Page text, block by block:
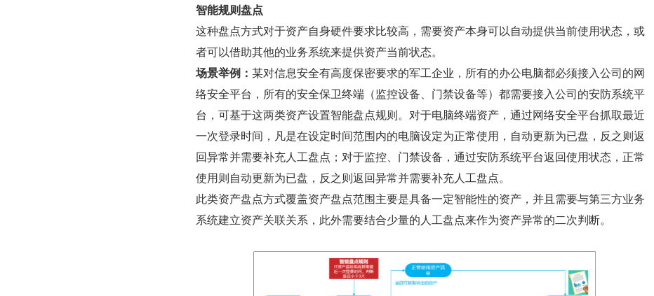
智能规则盘点
这种盘点方式对于资产自身硬件要求比较高，需要资产本身可以自动提供当前使用状态，或
者可以借助其他的业务系统来提供资产当前状态。
场景举例： 某对信息安全有高度保密要求的军工企业，所有的办公电脑都必须接入公司的网
络安全平台，所有的安全保卫终端（监控设备、门禁设备等）都需要接入公司的安防系统平
台，可基于这两类资产设置智能盘点规则。对于电脑终端资产，通过网络安全平台抓取最近
一次登录时间，凡是在设定时间范围内的电脑设定为正常使用，自动更新为已盘，反之则返
回异常并需要补充人工盘点；对于监控、门禁设备，通过安防系统平台返回使用状态，正常
使用则自动更新为已盘，反之则返回异常并需要补充人工盘点。
此类资产盘点方式覆盖资产盘点范围主要是具备一定智能性的资产，并且需要与第三方业务
系统建立资产关联关系，此外需要结合少量的人工盘点来作为资产异常的二次判断。